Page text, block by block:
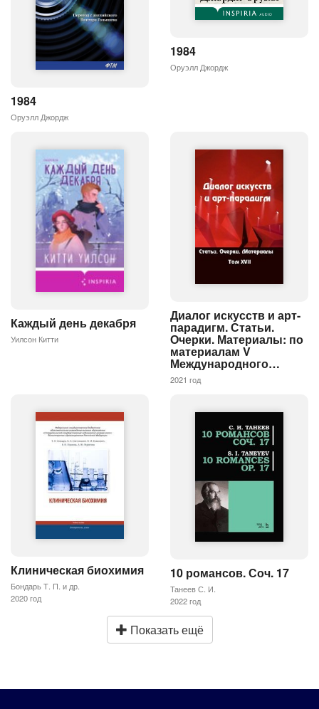
1984
Оруэлл Джордж
1984
Оруэлл Джордж
Каждый день декабря
Уилсон Китти
Диалог искусств и арт-
парадигм. Статьи.
Очерки. Материалы: по
материалам V
Международного…
2021 год
Клиническая биохимия
Бондарь Т. П. и др.
2020 год
10 романсов. Соч. 17
Танеев С. И.
2022 год
Показать ещё